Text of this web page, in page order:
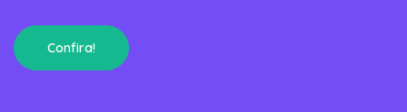
Confira!